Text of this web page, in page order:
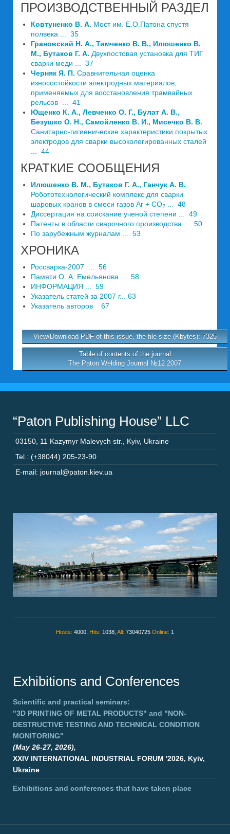
ПРОИЗВОДСТВЕННЫЙ РАЗДЕЛ
Ковтуненко В. А. Мост им. Е.О.Патона спустя
полвека ... 35
Грановский Н. А., Тимченко В. В., Илюшенко В.
М., Бутаков Г. А. Двухпостовая установка для ТИГ
сварки меди ... 37
Черняк Я. П. Сравнительная оценка
износостойкости электродных материалов,
применяемых для восстановления трамвайных
рельсов ... 41
Ющенко К. А., Левченко О. Г., Булат А. В.,
Безушко О. Н., Самойленко В. И., Мисечко В. В.
Санитарно-гигиенические характеристики покрытых
электродов для сварки высоколегированных сталей
... 44
КРАТКИЕ СООБЩЕНИЯ
Илюшенко В. М., Бутаков Г. А., Ганчук А. В.
Робототехноло­гический комплекс для сварки
шаровых кранов в смеси газов Аг + CO2
... 48
Диссертация на соискание ученой степени ... 49
Патенты в области сварочного производства ... 50
По зарубежным журналам ... 53
ХРОНИКА
Россварка-2007 ... 56
Памяти О. А. Емельянова ... 58
ИНФОРМАЦИЯ ... 59
Указатель статей за 2007 г... 63
Указатель авторов 67
View/Download PDF of this issue, the file size (Kbytes): 7325
Table of contents of the journal
The Paton Welding Journal №12 2007
“Paton Publishing House” LLC
03150 11 Kazymyr Malevych str. Kyiv, Ukraine
Tel.: (+38044) 205-23-90
E-mail: journal@paton.kiev.ua
Hosts: 4000, Hits: 1038, All: 73040725 Online: 1
Exhibitions and Conferences
Scientific and practical seminars:
"3D PRINTING OF METAL PRODUCTS" and "NON-
DESTRUCTIVE TESTING AND TECHNICAL CONDITION
MONITORING"
(May 26-27, 2026),
XXIV INTERNATIONAL INDUSTRIAL FORUM '2026, Kyiv,
Ukraine
Exhibitions and conferences that have taken place